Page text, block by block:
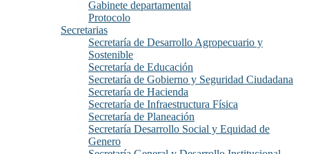
Gabinete departamental
Protocolo
Secretarias
Secretaría de Desarrollo Agropecuario y
Sostenible
Secretaría de Educación
Secretaría de Gobierno y Seguridad Ciudadana
Secretaría de Hacienda
Secretaría de Infraestructura Física
Secretaría de Planeación
Secretaría Desarrollo Social y Equidad de
Genero